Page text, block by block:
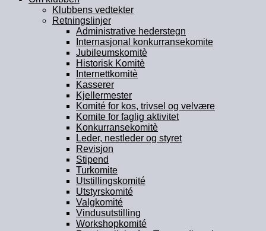
Klubbens vedtekter
Retningslinjer
Administrative hederstegn
Internasjonal konkurransekomite
Jubileumskomitè
Historisk Komitè
Internettkomitè
Kasserer
Kjellermester
Komité for kos, trivsel og velvære
Komite for faglig aktivitet
Konkurransekomitè
Leder, nestleder og styret
Revisjon
Stipend
Turkomite
Utstillingskomité
Utstyrskomité
Valgkomité
Vindusutstilling
Workshopkomité